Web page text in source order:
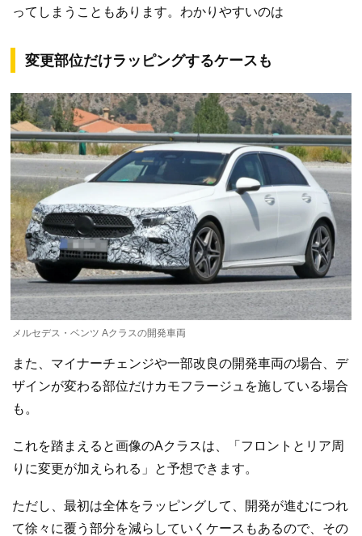
ってしまうこともあります。わかりやすいのは
変更部位だけラッピングするケースも
メルセデス・ベンツ Aクラスの開発車両
また、マイナーチェンジや一部改良の開発車両の場合、デ
ザインが変わる部位だけカモフラージュを施している場合
も。
これを踏まえると画像のAクラスは、「フロントとリア周
りに変更が加えられる」と予想できます。
ただし、最初は全体をラッピングして、開発が進むにつれ
て徐々に覆う部分を減らしていくケースもあるので、その